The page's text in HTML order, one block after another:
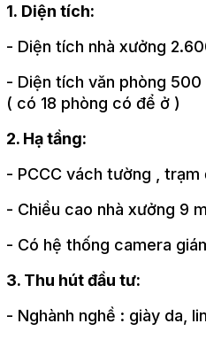
1. Diện tích:
- Diện tích nhà xưởng
- Diện tích văn phòng
( có 18 phòng có để ở )
2. Hạ tầng:
- PCCC vách tường , trạm
- Chiều cao nhà xưởng 9
- Có hệ thống camera
3. Thu hút đầu tư:
- Nghành nghề : giày da,